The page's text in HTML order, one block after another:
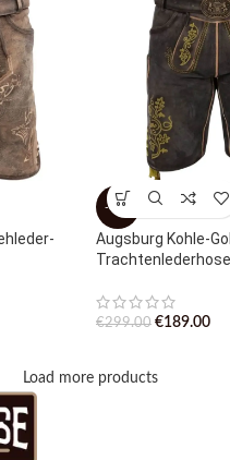
-37%
Augsburg Kohle-
Trachtenlederhose
€299.00 €189.00
Load more products